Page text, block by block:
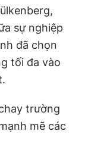
sự nghiệp
đã chọn
tối đa vào
trường
mẽ các